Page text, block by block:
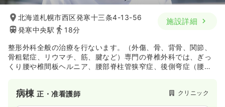
日勤のみ（常勤） 一時募集休止
給与 19.3〜32.8万円 /月 賞与4.5ヶ月
※一例
日祝休み
年間休日124日
第二新卒可
月給32万円以上可
北海道札幌市西区発寒十三条4-13-56
発寒中央駅
18分
施設詳細
整形外科全般の治療を行ないます。（外傷、骨、背骨、関節、
骨粗鬆症、リウマチ、筋、腱など）専門の脊椎外科では、ぎっ
くり腰や椎間板ヘルニア、腰部脊柱管狭窄症、後側弯症（腰曲
病棟正・准看護師 クリニック